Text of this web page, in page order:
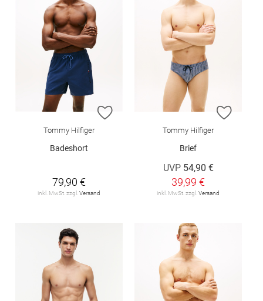
ZUR WUNSCHLISTE HINZUFÜGEN
Tommy Hilfiger
Badeshort
79,90 €
inkl. MwSt. zzgl. Versand
ZUR
Tommy Hilfiger
Brief
UVP 54,90 €
39,99 €
inkl. MwSt. zzgl. Versand